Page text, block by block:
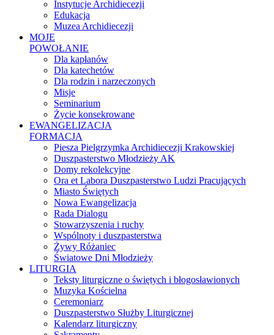
Instytucje Archidiecezji
Edukacja
Muzea Archidiecezji
MOJE
POWOŁANIE
Dla kapłanów
Dla katechetów
Dla rodzin i narzeczonych
Misje
Seminarium
Życie konsekrowane
EWANGELIZACJA
FORMACJA
Piesza Pielgrzymka Archidiecezji Krakowskiej
Duszpasterstwo Młodzieży AK
Domy rekolekcyjne
Ora et Labora Duszpasterstwo Ludzi Pracujących
Miasto Świętych
Nowa Ewangelizacja
Rada Dialogu
Stowarzyszenia i ruchy
Wspólnoty i duszpasterstwa
Żywy Różaniec
Światowe Dni Młodzieży
LITURGIA
Teksty liturgiczne o świętych i błogosławionych
Muzyka Kościelna
Ceremoniarz
Duszpasterstwo Służby Liturgicznej
Kalendarz liturgiczny